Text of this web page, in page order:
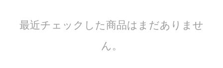
最近チェックした商品はまだありませ
ん。